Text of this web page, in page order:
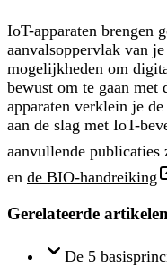
IoT-apparaten brengen
aanvalsoppervlak van
mogelijkheden om
bewust om te gaan met
apparaten verklein je
aan de slag met IoT-
aanvullende publicaties
en de BIO-handreiking
Gerelateerde artikelen
De 5